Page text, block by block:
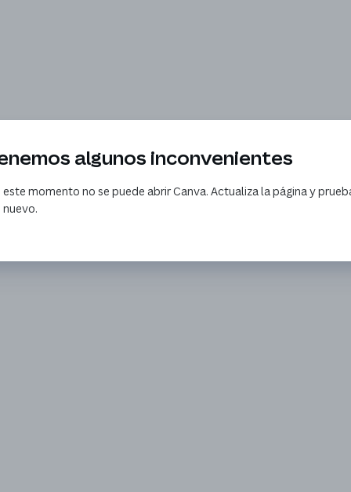
algunos inconvenientes
este momento no se puede abrir Canva. Actualiza la página y
nuevo.